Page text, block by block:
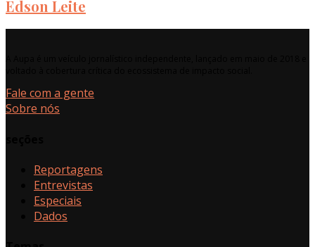
Edson Leite
Fale com a gente
Sobre nós
Reportagens
Entrevistas
Especiais
Dados